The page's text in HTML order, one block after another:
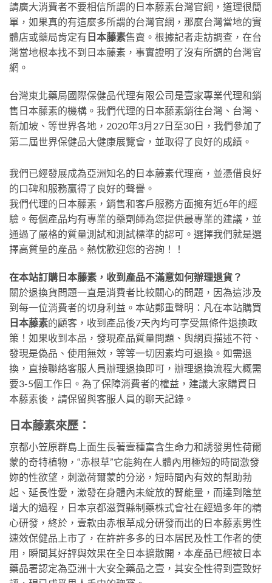
請廣大消費者不要相信所謂的日本藤素台灣官網，道理很簡
單，如果真的有這麼多所謂的台灣官網，那麼台灣當地的實
體店或藥局肯定有 日本藤素售賣。根據記者走訪調查，在台
灣當地根本找不到日本藤素，事實證明了沒有所謂的台灣官
網。
台灣東北藥局國際保健品代理有限公司是壹家專業代理和銷
售日本藤素的機構。我們代理的日本藤素銷往台灣、台灣、
新加坡、等世界各地，2020年3月27日至30日，我們參加了
第二屆世界保健品大健康展覽會，並取得了良好的成績。
我們已經發展成為亞洲知名的日本藤素代理商，並憑借良好
的口碑和服務贏得了良好的聲譽。
我們代理的日本藤素，銷售和客戶服務方面擁有近6年的經
驗。每個產品均有專業的藥劑師為您提供最專業的建議，並
通過了嚴格的質量測試和測試標準的認可。選擇我們就是選
擇高質量的產品。熱忱歡迎您的咨詢！！
在本站訂購日本藤素，收到產品不滿意如何辦理退貨？
關於退換貨問題一直是消費者比較關心的問題，因為這涉及
到每一位消費者的切身利益。本站鄭重聲明：凡在本站購買
日本藤素的顧客，收到產品後7天內均可享受無條件退換政
策！如果收到本品，發現產品質量問題、與網頁描述不符、
發現是偽品、使用無效，等等一切因素均可退換。如需退
換，直接聯絡客服人員辦理退換即可，辦理退換流程大概需
要3-5個工作日。為了保障消費者的權益，建議大家購買日
本藤素後，請保留與客服人員的聊天記錄。
日本藤素來歷：
京都小笠原群島上面生長著壹種富含生命力和誘發男性荷爾
蒙的奇特植物，“赤根草”它能夠在人體內用極短的時間激發
妳的性欲望，刺激荷爾蒙的分泌，短時間內有效的幫助勃
起、延長性愛，激發在身體內未綻放的腎能量，而達到陰莖
增大的過程，日本京都滋賀縣制藥株式會社在經過多年的精
心研發，終於，壹款由赤根草成分研發而出的日本藤素男性
速效保健品上市了，在許許多多的日本居民及性工作者的使
用，瞬間其好評與效果在全日本擴散開，本產品已經被日本
藥品署認定為亞洲十大安全藥品之壹，其安全性得到壹致好